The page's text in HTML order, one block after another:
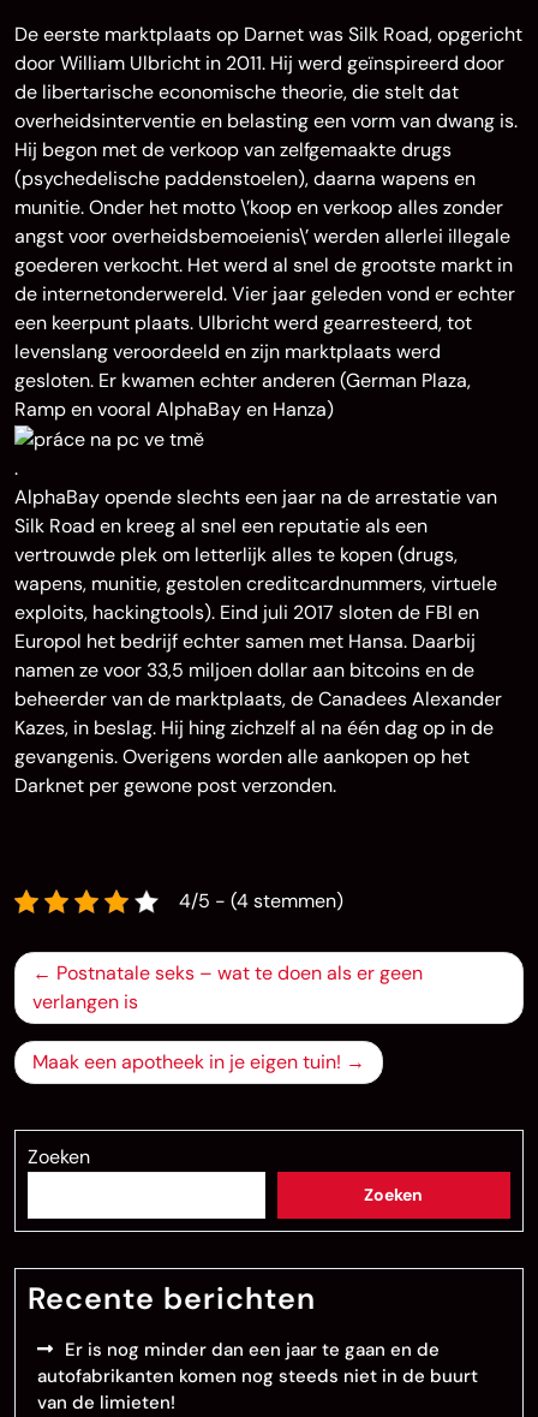
De eerste marktplaats op Darnet was Silk Road, opgericht
door William Ulbricht in 2011. Hij werd geïnspireerd door
de libertarische economische theorie, die stelt dat
overheidsinterventie en belasting een vorm van dwang is.
Hij begon met de verkoop van zelfgemaakte drugs
(psychedelische paddenstoelen), daarna wapens en
munitie. Onder het motto \’koop en verkoop alles zonder
angst voor overheidsbemoeienis\’ werden allerlei illegale
goederen verkocht. Het werd al snel de grootste markt in
de internetonderwereld. Vier jaar geleden vond er echter
een keerpunt plaats. Ulbricht werd gearresteerd, tot
levenslang veroordeeld en zijn marktplaats werd
gesloten. Er kwamen echter anderen (German Plaza,
Ramp en vooral AlphaBay en Hanza)
.
AlphaBay opende slechts een jaar na de arrestatie van
Silk Road en kreeg al snel een reputatie als een
vertrouwde plek om letterlijk alles te kopen (drugs,
wapens, munitie, gestolen creditcardnummers, virtuele
exploits, hackingtools). Eind juli 2017 sloten de FBI en
Europol het bedrijf echter samen met Hansa. Daarbij
namen ze voor 33,5 miljoen dollar aan bitcoins en de
beheerder van de marktplaats, de Canadees Alexander
Kazes, in beslag. Hij hing zichzelf al na één dag op in de
gevangenis. Overigens worden alle aankopen op het
Darknet per gewone post verzonden.
4/5 - (4 stemmen)
Bericht
navigatie
Postnatale seks – wat te doen als er geen
verlangen is
Maak een apotheek in je eigen tuin!
Zoeken
Zoeken
Recente berichten
Er is nog minder dan een jaar te gaan en de
autofabrikanten komen nog steeds niet in de buurt
van de limieten!